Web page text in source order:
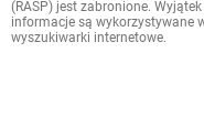
(RASP) jest zabronione.
informacje są wykorzystywane
wyszukiwarki internetowe.